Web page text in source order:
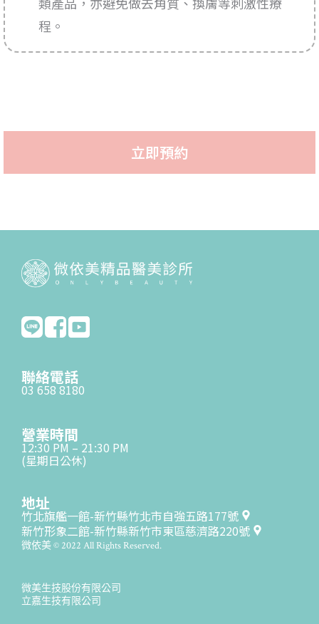
程。
立即預約
聯絡電話
03 658 8180
營業時間
12:30 PM – 21:30 PM
(星期日公休)
地址
竹北旗艦一館-新竹縣竹北市自強五路177號
新竹形象二館-新竹縣新竹市東區慈濟路220號
微依美 © 2022 All Rights Reserved.
微美生技股份有限公司
立嘉生技有限公司